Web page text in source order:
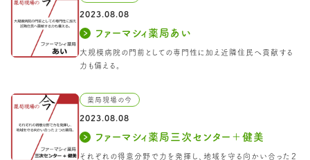
2023.08.08
ファーマシィ薬局あい
大規模病院の門前としての専門性に加え近隣住民へ貢献する
力も備える。
薬局現場の今
2023.08.08
ファーマシィ薬局三次センター＋健美
それぞれの得意分野で力を発揮し、地域を守る向かい合った２